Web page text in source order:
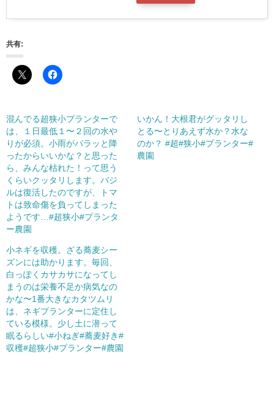
共有:
混んでる超狭小プランターで
は、１日最低１〜２回の水や
りが必須。小雨がパラッと降
ったからいいかな？と思った
ら、みんな枯れた！って思う
くらいクッタリします。バジ
ルは復活したのですが、トマ
トは致命傷を負ってしまった
ようです…#超狭小#プランタ
ー農園
いかん！大根君がグッタリし
とる〜とりあえず水か？水な
のか？ #超#狭小#プランター#
農園
小ネギを収穫。ざる蕎麦シー
ズンには助かります。毎回、
白っぽくカサカサになってし
まうのは栄養不足か病気なの
かな〜1番大きなカタツムリ
は、ネギプランターに定住し
ている模様。少し土に潜って
眠るらしい#小ねぎ#蕎麦好き#
収穫#超狭小#プランター#農園